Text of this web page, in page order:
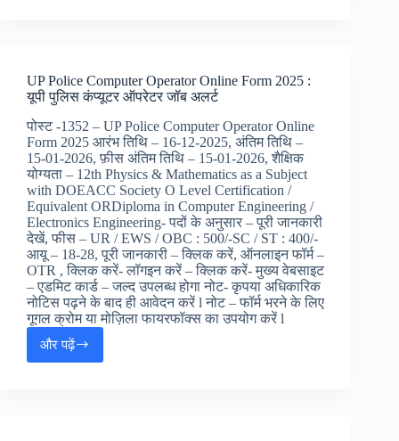
and
Accounts
Online
Form
2025
:
यूपी
पुलिस
SI
कोन्फ़िदेन्तिअल,
ASI
क्लर्क
और
एकाउंट्स
जॉब्स
UP Police Computer Operator Online Form 2025 :
यूपी पुलिस कंप्यूटर ऑपरेटर जॉब अलर्ट
पोस्ट -1352 – UP Police Computer Operator Online
Form 2025 आरंभ तिथि – 16-12-2025, अंतिम तिथि –
15-01-2026, फ़ीस अंतिम तिथि – 15-01-2026, शैक्षिक
योग्यता – 12th Physics & Mathematics as a Subject
with DOEACC Society O Level Certification /
Equivalent ORDiploma in Computer Engineering /
Electronics Engineering- पदों के अनुसार – पूरी जानकारी
देखें, फीस – UR / EWS / OBC : 500/-SC / ST : 400/-
आयू – 18-28, पूरी जानकारी – क्लिक करें, ऑनलाइन फॉर्म –
OTR , क्लिक करें- लॉगइन करें – क्लिक करें- मुख्य वेबसाइट
– एडमिट कार्ड – जल्द उपलब्ध होगा नोट- कृपया अधिकारिक
नोटिस पढ़ने के बाद ही आवेदन करें l नोट – फॉर्म भरने के लिए
गूगल क्रोम या मोज़िला फायरफॉक्स का उपयोग करें l
और पढ़ें
UP
Police